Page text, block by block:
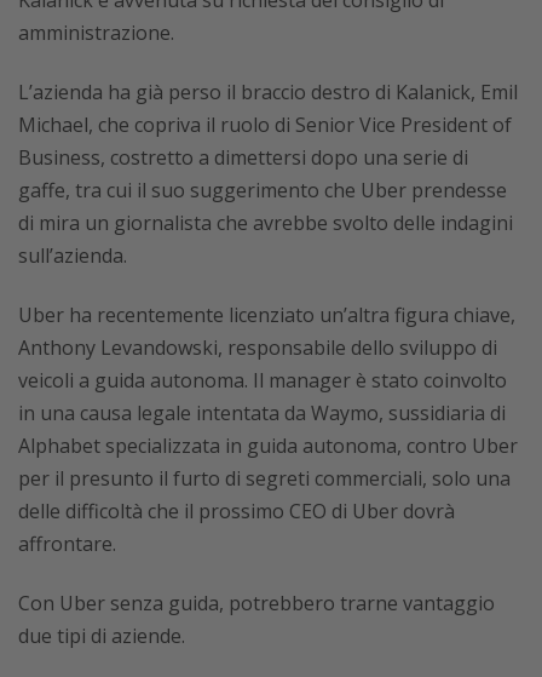
amministrazione.
L’azienda ha già perso il braccio destro di Kalanick, Emil
Michael, che copriva il ruolo di Senior Vice President of
Business, costretto a dimettersi dopo una serie di
gaffe, tra cui il suo suggerimento che Uber prendesse
di mira un giornalista che avrebbe svolto delle indagini
sull’azienda.
Uber ha recentemente licenziato un’altra figura chiave,
Anthony Levandowski, responsabile dello sviluppo di
veicoli a guida autonoma. Il manager è stato coinvolto
in una causa legale intentata da Waymo, sussidiaria di
Alphabet specializzata in guida autonoma, contro Uber
per il presunto il furto di segreti commerciali, solo una
delle difficoltà che il prossimo CEO di Uber dovrà
affrontare.
Con Uber senza guida, potrebbero trarne vantaggio
due tipi di aziende.